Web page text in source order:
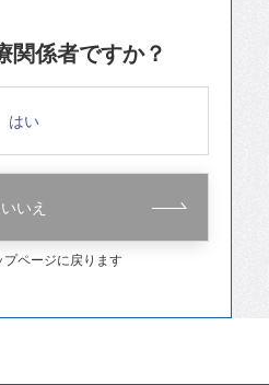
関係者ですか？
はい
いいえ
プページに戻ります